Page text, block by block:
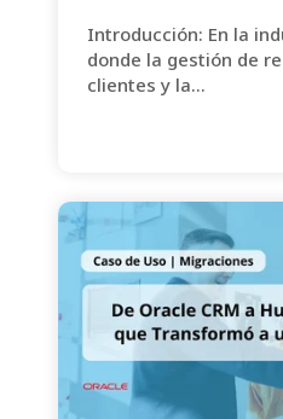
Introducción: En la
donde la gestión de
clientes y la...